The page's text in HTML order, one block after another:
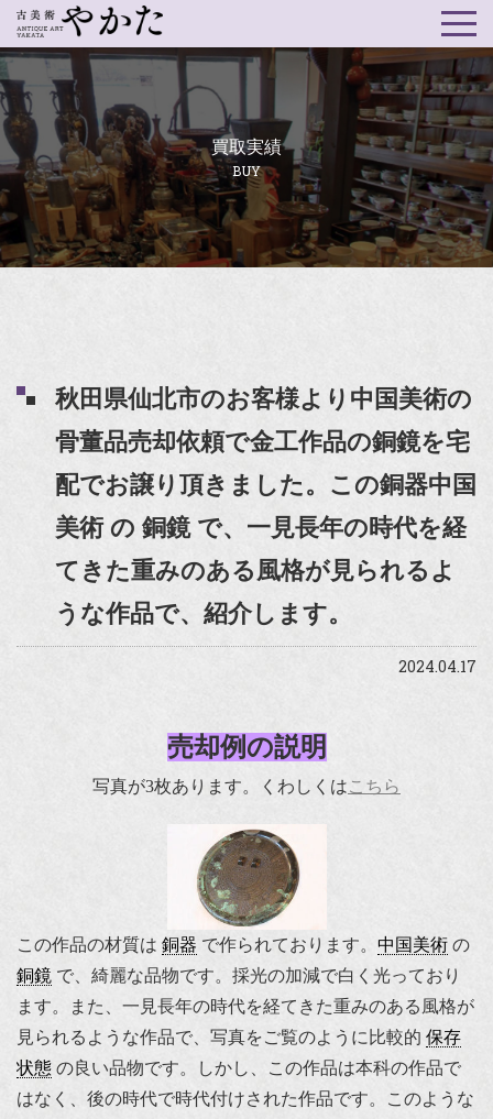
買取実績
BUY
秋田県仙北市のお客様より中国美術の
骨董品売却依頼で金工作品の銅鏡を宅
配でお譲り頂きました。この銅器中国
美術 の 銅鏡 で、一見長年の時代を経
てきた重みのある風格が見られるよ
うな作品で、紹介します。
2024.04.17
売却例の説明
写真が3枚あります。くわしくはこちら
この作品の材質は 銅器 で作られております。 中国美術 の
銅鏡 で、綺麗な品物です。採光の加減で白く光っており
ます。また、一見長年の時代を経てきた重みのある風格が
見られるような作品で、写真をご覧のように比較的 保存
状態 の良い品物です。しかし、この作品は本科の作品で
はなく、後の時代で時代付けされた作品です。このような